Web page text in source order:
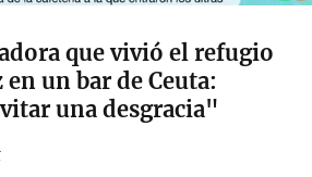
que vivió el refugio
en un bar de Ceuta:
una desgracia"